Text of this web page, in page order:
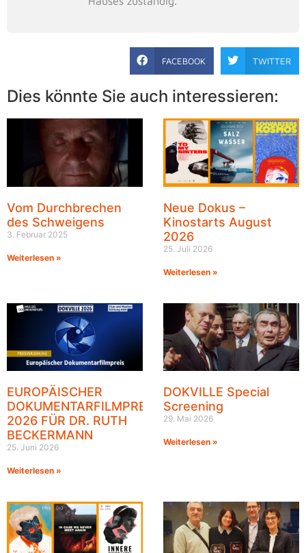
FACEBOOK TWITTER
Dies könnte Sie auch interessieren:
Vom Durchbrechen
des Schweigens
3. Februar 2025
Weiterlesen »
Neue Dokus –
Kinostarts August
2026
25. Juli 2026
Weiterlesen »
EUROPÄISCHER
DOKUMENTARFILMPREIS
2026 FÜR DR. RUTH
BECKERMANN
25. Juni 2026
Weiterlesen »
DOKVILLE Special
Screening
29. Mai 2026
Weiterlesen »